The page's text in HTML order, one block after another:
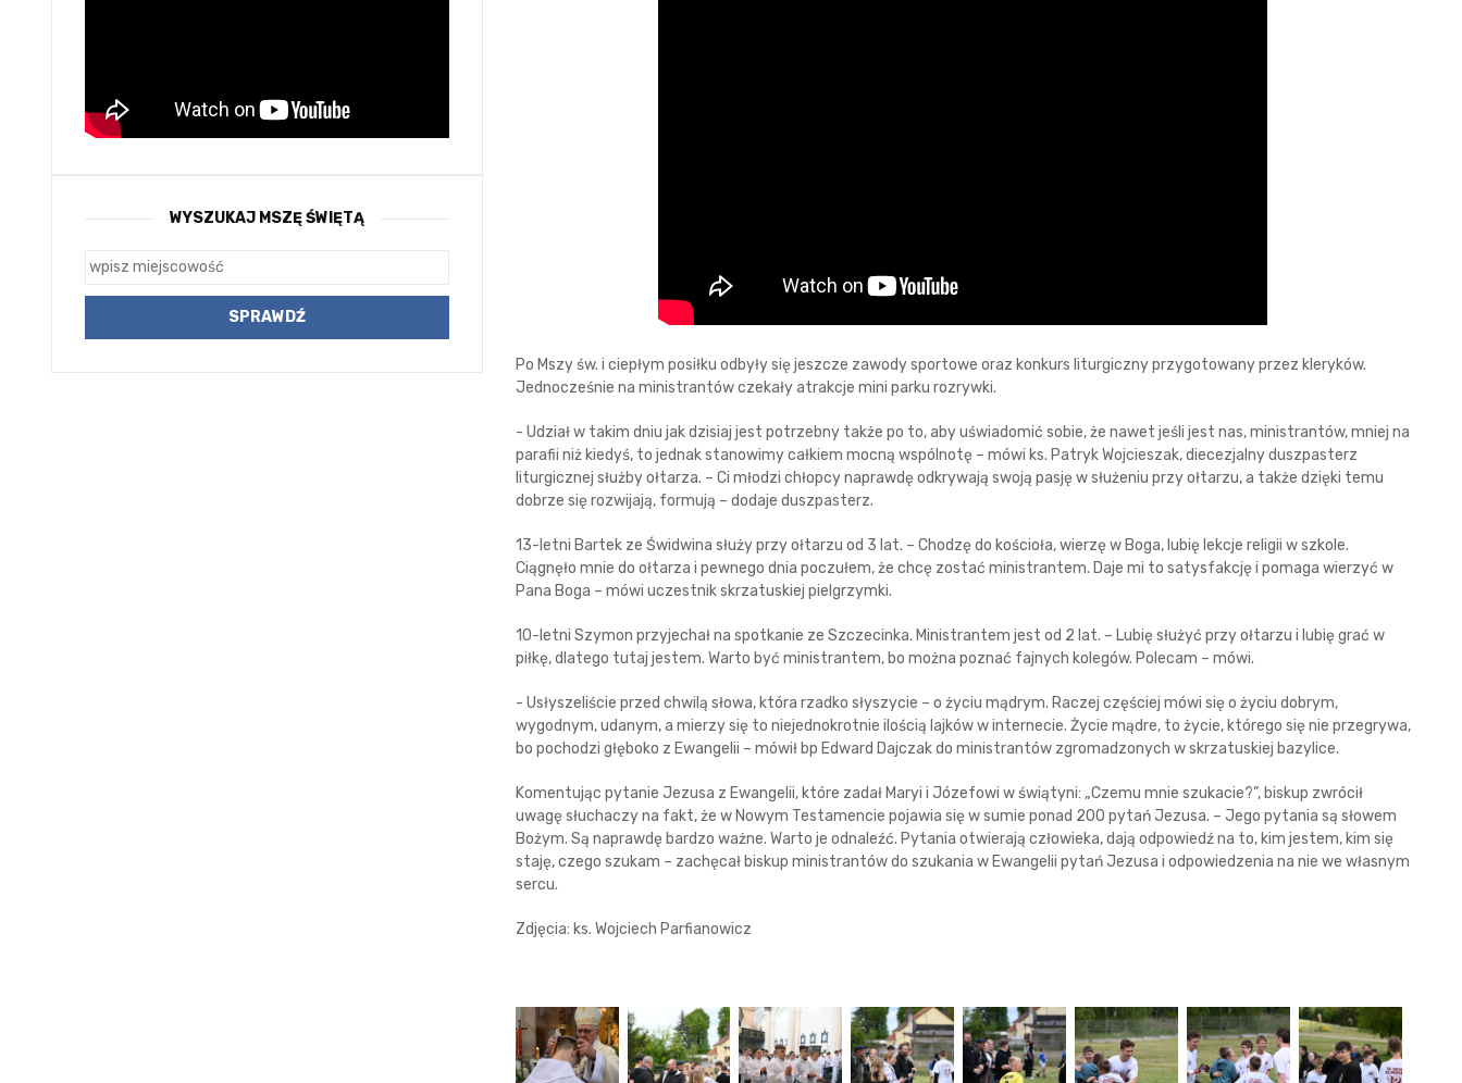
Po Mszy św. i ciepłym posiłku odbyły się jeszcze zawody sportowe oraz konkurs liturgiczny przygotowany przez kleryków.
Jednocześnie na ministrantów czekały atrakcje mini parku rozrywki.
- Udział w takim dniu jak dzisiaj jest potrzebny także po to, aby uświadomić sobie, że nawet jeśli jest nas, ministrantów, mniej na
parafii niż kiedyś, to jednak stanowimy całkiem mocną wspólnotę – mówi ks. Patryk Wojcieszak, diecezjalny duszpasterz
liturgicznej służby ołtarza. – Ci młodzi chłopcy naprawdę odkrywają swoją pasję w służeniu przy ołtarzu, a także dzięki temu
dobrze się rozwijają, formują – dodaje duszpasterz.
13-letni Bartek ze Świdwina służy przy ołtarzu od 3 lat. – Chodzę do kościoła, wierzę w Boga, lubię lekcje religii w szkole.
Ciągnęło mnie do ołtarza i pewnego dnia poczułem, że chcę zostać ministrantem. Daje mi to satysfakcję i pomaga wierzyć w
Pana Boga – mówi uczestnik skrzatuskiej pielgrzymki.
10-letni Szymon przyjechał na spotkanie ze Szczecinka. Ministrantem jest od 2 lat. – Lubię służyć przy ołtarzu i lubię grać w
piłkę, dlatego tutaj jestem. Warto być ministrantem, bo można poznać fajnych kolegów. Polecam – mówi.
- Usłyszeliście przed chwilą słowa, która rzadko słyszycie – o życiu mądrym. Raczej częściej mówi się o życiu dobrym,
wygodnym, udanym, a mierzy się to niejednokrotnie ilością lajków w internecie. Życie mądre, to życie, którego się nie przegrywa,
bo pochodzi głęboko z Ewangelii – mówił bp Edward Dajczak do ministrantów zgromadzonych w skrzatuskiej bazylice.
Komentując pytanie Jezusa z Ewangelii, które zadał Maryi i Józefowi w świątyni: „Czemu mnie szukacie?”, biskup zwrócił
uwagę słuchaczy na fakt, że w Nowym Testamencie pojawia się w sumie ponad 200 pytań Jezusa. – Jego pytania są słowem
Bożym. Są naprawdę bardzo ważne. Warto je odnaleźć. Pytania otwierają człowieka, dają odpowiedź na to, kim jestem, kim się
staję, czego szukam – zachęcał biskup ministrantów do szukania w Ewangelii pytań Jezusa i odpowiedzenia na nie we własnym
sercu.
Zdjęcia: ks. Wojciech Parfianowicz
WYSZUKAJ MSZĘ ŚWIĘTĄ